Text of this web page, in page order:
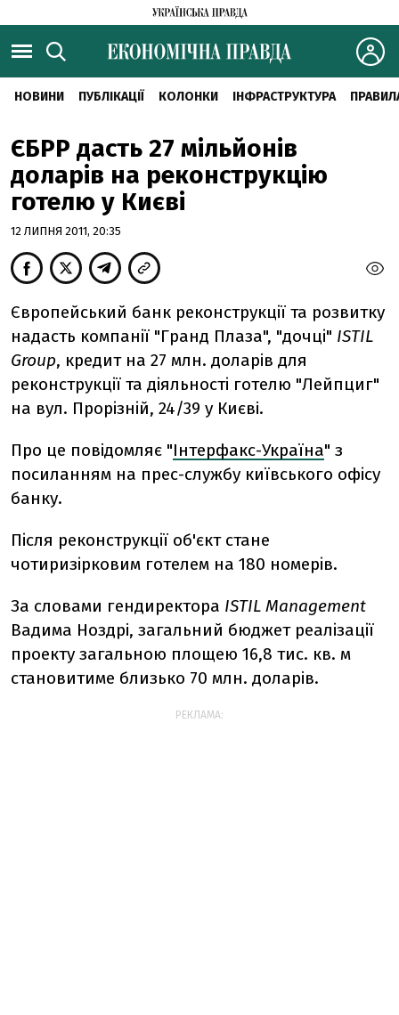
НОВИНИ ПУБЛІКАЦІЇ КОЛОНКИ ІНФРАСТРУКТУРА
ЄБРР дасть 27 мільйонів
доларів на реконструкцію
готелю у Києві
12 ЛИПНЯ 2011, 20:35
Європейський банк реконструкцiї та розвитку
надасть компанiї "Гранд Плаза", "дочцi" ISTIL
Group, кредит на 27 млн. доларів для
реконструкцiї та дiяльностi готелю "Лейпциг"
на вул. Прорiзнiй, 24/39 у Києві.
Про це повідомляє "Iнтерфакс-Україна" з
посиланням на прес-службу київського офiсу
банку.
Пiсля реконструкцiї об'єкт стане
чотиризiрковим готелем на 180 номерiв.
За словами гендиректора ISTIL Management
Вадима Ноздрі, загальний бюджет реалiзацiї
проекту загальною площею 16,8 тис. кв. м
становитиме близько 70 млн. доларів.
РЕКЛАМА: